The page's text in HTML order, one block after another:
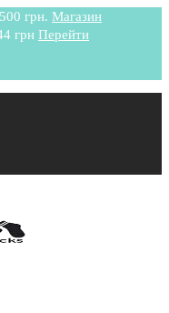
грн. Магазин
грн Перейти